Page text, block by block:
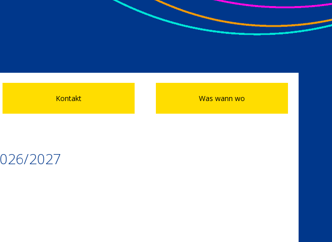
Kontakt Was wann wo
2027
Hand en Hand